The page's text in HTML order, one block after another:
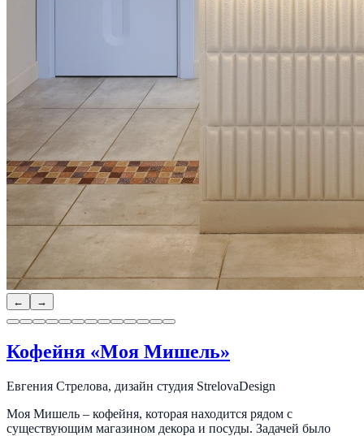
← →
Кофейня «Моя Мишель»
Евгения Стрелова, дизайн студия StrelovaDesign
Моя Мишель – кофейня, которая находится рядом с
существующим магазином декора и посуды. Задачей было